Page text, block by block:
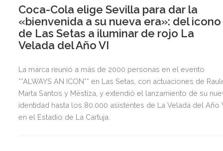
Coca-Cola elige Sevilla para dar la
«bienvenida a su nueva era»: del icono
de Las Setas a iluminar de rojo La
Velada del Año VI
La marca reunió a más de 2000 personas en el evento
**ALWAYS AN ICON** en Las Setas, con actuaciones de
Marta Santos y Mëstiza, y extendió el lanzamiento de su
identidad hasta los 80.000 asistentes de La Velada del Año
en el Estadio de La Cartuja.